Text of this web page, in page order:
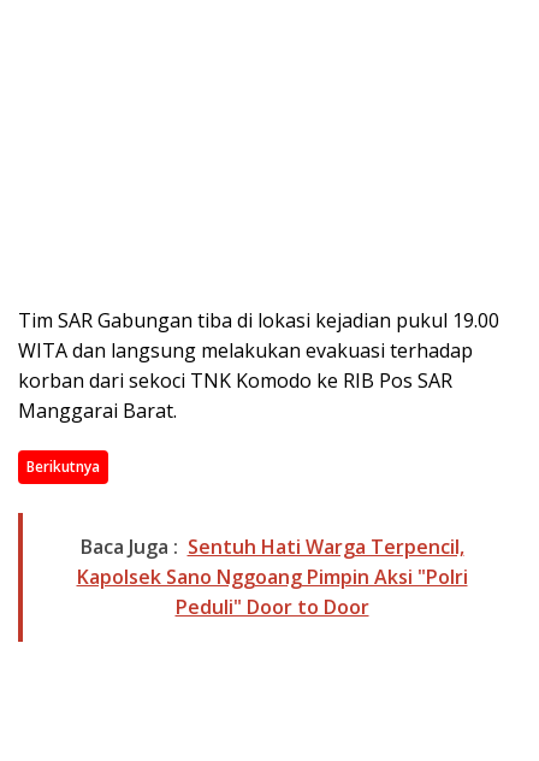
Tim SAR Gabungan tiba di lokasi kejadian pukul 19.00
WITA dan langsung melakukan evakuasi terhadap
korban dari sekoci TNK Komodo ke RIB Pos SAR
Manggarai Barat.
Berikutnya
Baca Juga : Sentuh Hati Warga Terpencil,
Kapolsek Sano Nggoang Pimpin Aksi "Polri
Peduli" Door to Door